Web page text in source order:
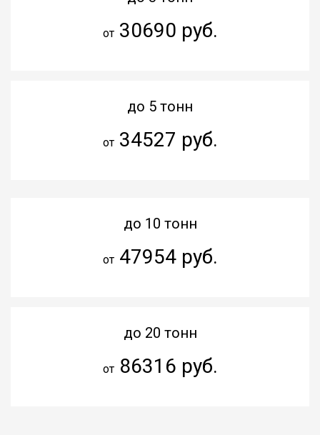
от30690 руб.
до 5 тонн
от34527 руб.
до 10 тонн
от47954 руб.
до 20 тонн
от86316 руб.